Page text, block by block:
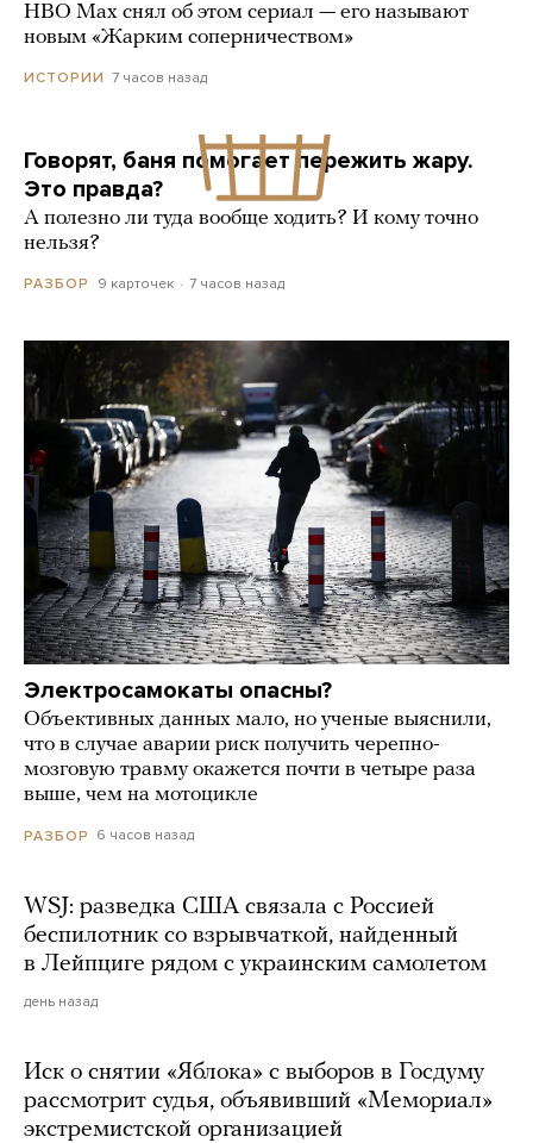
HBO Max снял об этом сериал — его называют
новым «Жарким соперничеством»
ИСТОРИИ 7 часов назад
Говорят, баня помогает пережить жару.
Это правда?
А полезно ли туда вообще ходить? И кому точно
нельзя?
РАЗБОР 9 карточек 7 часов назад
Электросамокаты опасны?
Объективных данных мало, но ученые выяснили,
что в случае аварии риск получить черепно-
мозговую травму окажется почти в четыре раза
выше, чем на мотоцикле
РАЗБОР 6 часов назад
WSJ: разведка США связала с Россией
беспилотник со взрывчаткой, найденный
в Лейпциге рядом с украинским самолетом
день назад
Иск о снятии «Яблока» с выборов в Госдуму
рассмотрит судья, объявивший «Мемориал»
экстремистской организацией